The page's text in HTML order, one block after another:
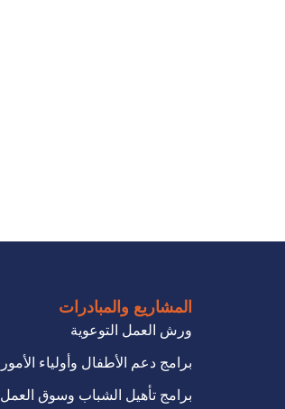
المشاريع والمبادرات
ورش العمل التوعوية
برامج دعم الأطفال وأولياء الأمور
برامج تأهيل الشباب وسوق العمل